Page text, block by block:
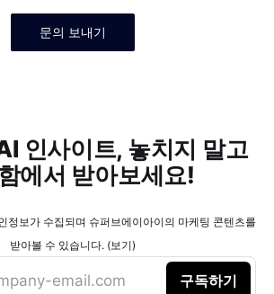
인사이트, 놓치지 말고
에서 받아보세요!
정보가 수집되며 슈퍼브에이아이의 마케팅 콘텐츠를
받아볼 수 있습니다. (보기)
email.com 구독하기